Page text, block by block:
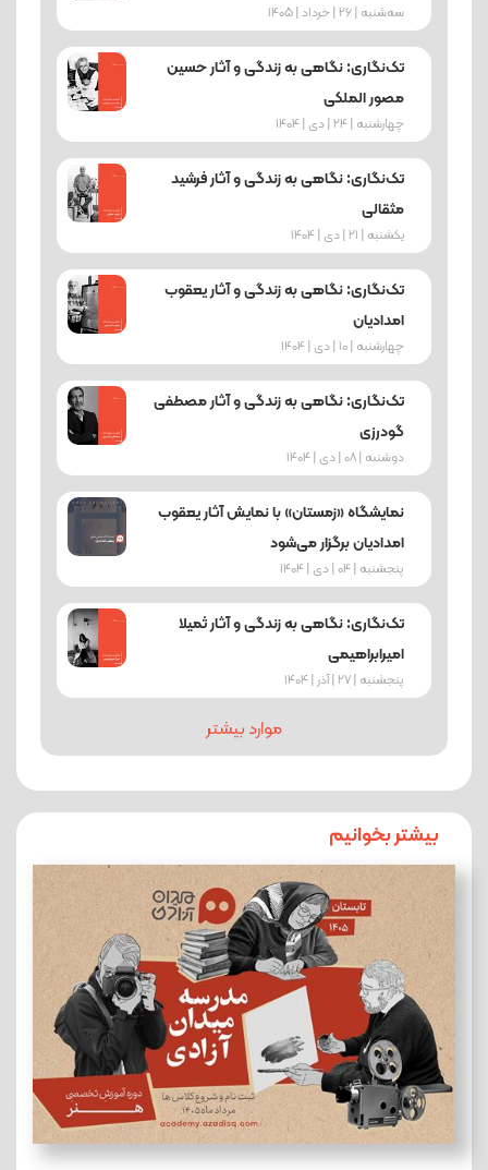
ﺳﻪشنبه | 26 | خرداد | 1405
تک‌نگاری: نگاهی به زندگی و آثار حسین
مصور الملکی
چهارشنبه | 24 | دی | 1404
تک‌نگاری: نگاهی به زندگی و آثار فرشید
مثقالی
یکشنبه | 21 | دی | 1404
تک‌نگاری: نگاهی به زندگی و آثار یعقوب
امدادیان
چهارشنبه | 10 | دی | 1404
تک‌نگاری: نگاهی به زندگی و آثار مصطفی
گودرزی
دوشنبه | 08 | دی | 1404
نمایشگاه «زمستان» با نمایش آثار یعقوب
امدادیان برگزار می‌شود
پنجشنبه | 04 | دی | 1404
تک‌نگاری: نگاهی به زندگی و آثار ثمیلا
امیرابراهیمی
پنجشنبه | 27 | آذر | 1404
موارد بیشتر
بیشتر بخوانیم